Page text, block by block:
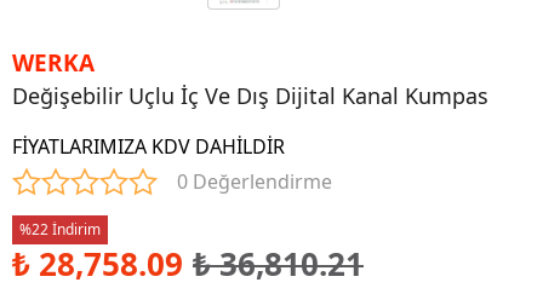
WERKA
Değişebilir Uçlu İç Ve Dış Dijital Kanal Kumpas
FİYATLARIMIZA KDV DAHİLDİR
0 Değerlendirme
%22 İndirim
₺ 28,758.09 ₺ 36,810.21